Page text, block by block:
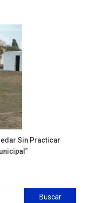
Sin Practicar
Buscar: